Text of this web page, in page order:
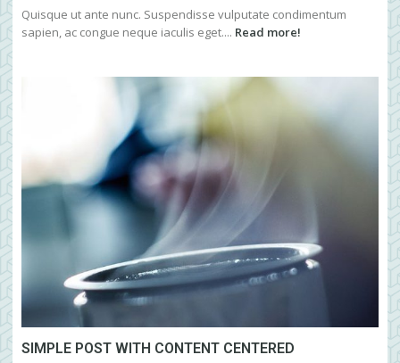
Quisque ut ante nunc. Suspendisse vulputate condimentum
sapien, ac congue neque iaculis eget.... Read more!
SIMPLE POST WITH CONTENT CENTERED